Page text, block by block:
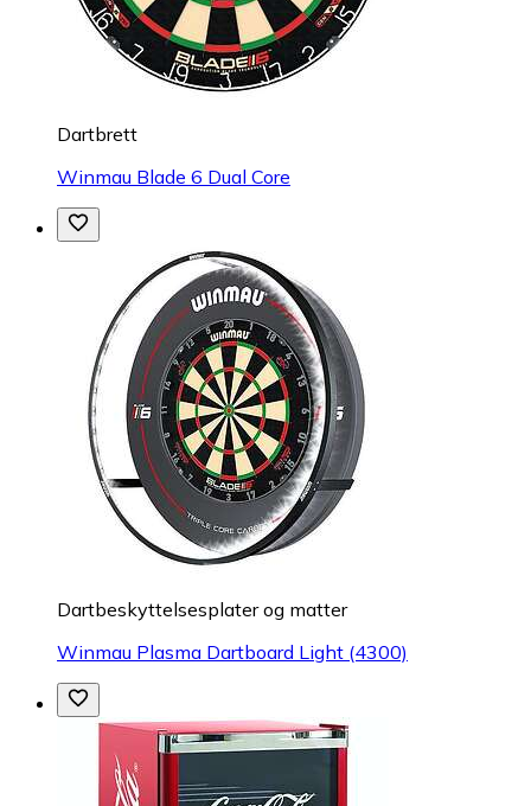
Dartbrett
Winmau Blade 6 Dual Core
Dartbeskyttelsesplater og matter
Winmau Plasma Dartboard Light (4300)